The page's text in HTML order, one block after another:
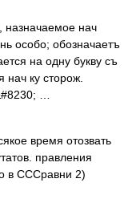
нач
особо; обозначаетъ
на одну букву съ
ку сторож.
…
время отозвать
правления
в СССравни 2)